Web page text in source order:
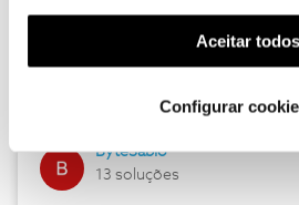
funcionalidade) e adaptar
(cookies de publicidade
utilização dos cookies clicando em
Aceitar todos
Configurar
Hall of Fame de julho
17 soluções
ByteSábio
13 soluções